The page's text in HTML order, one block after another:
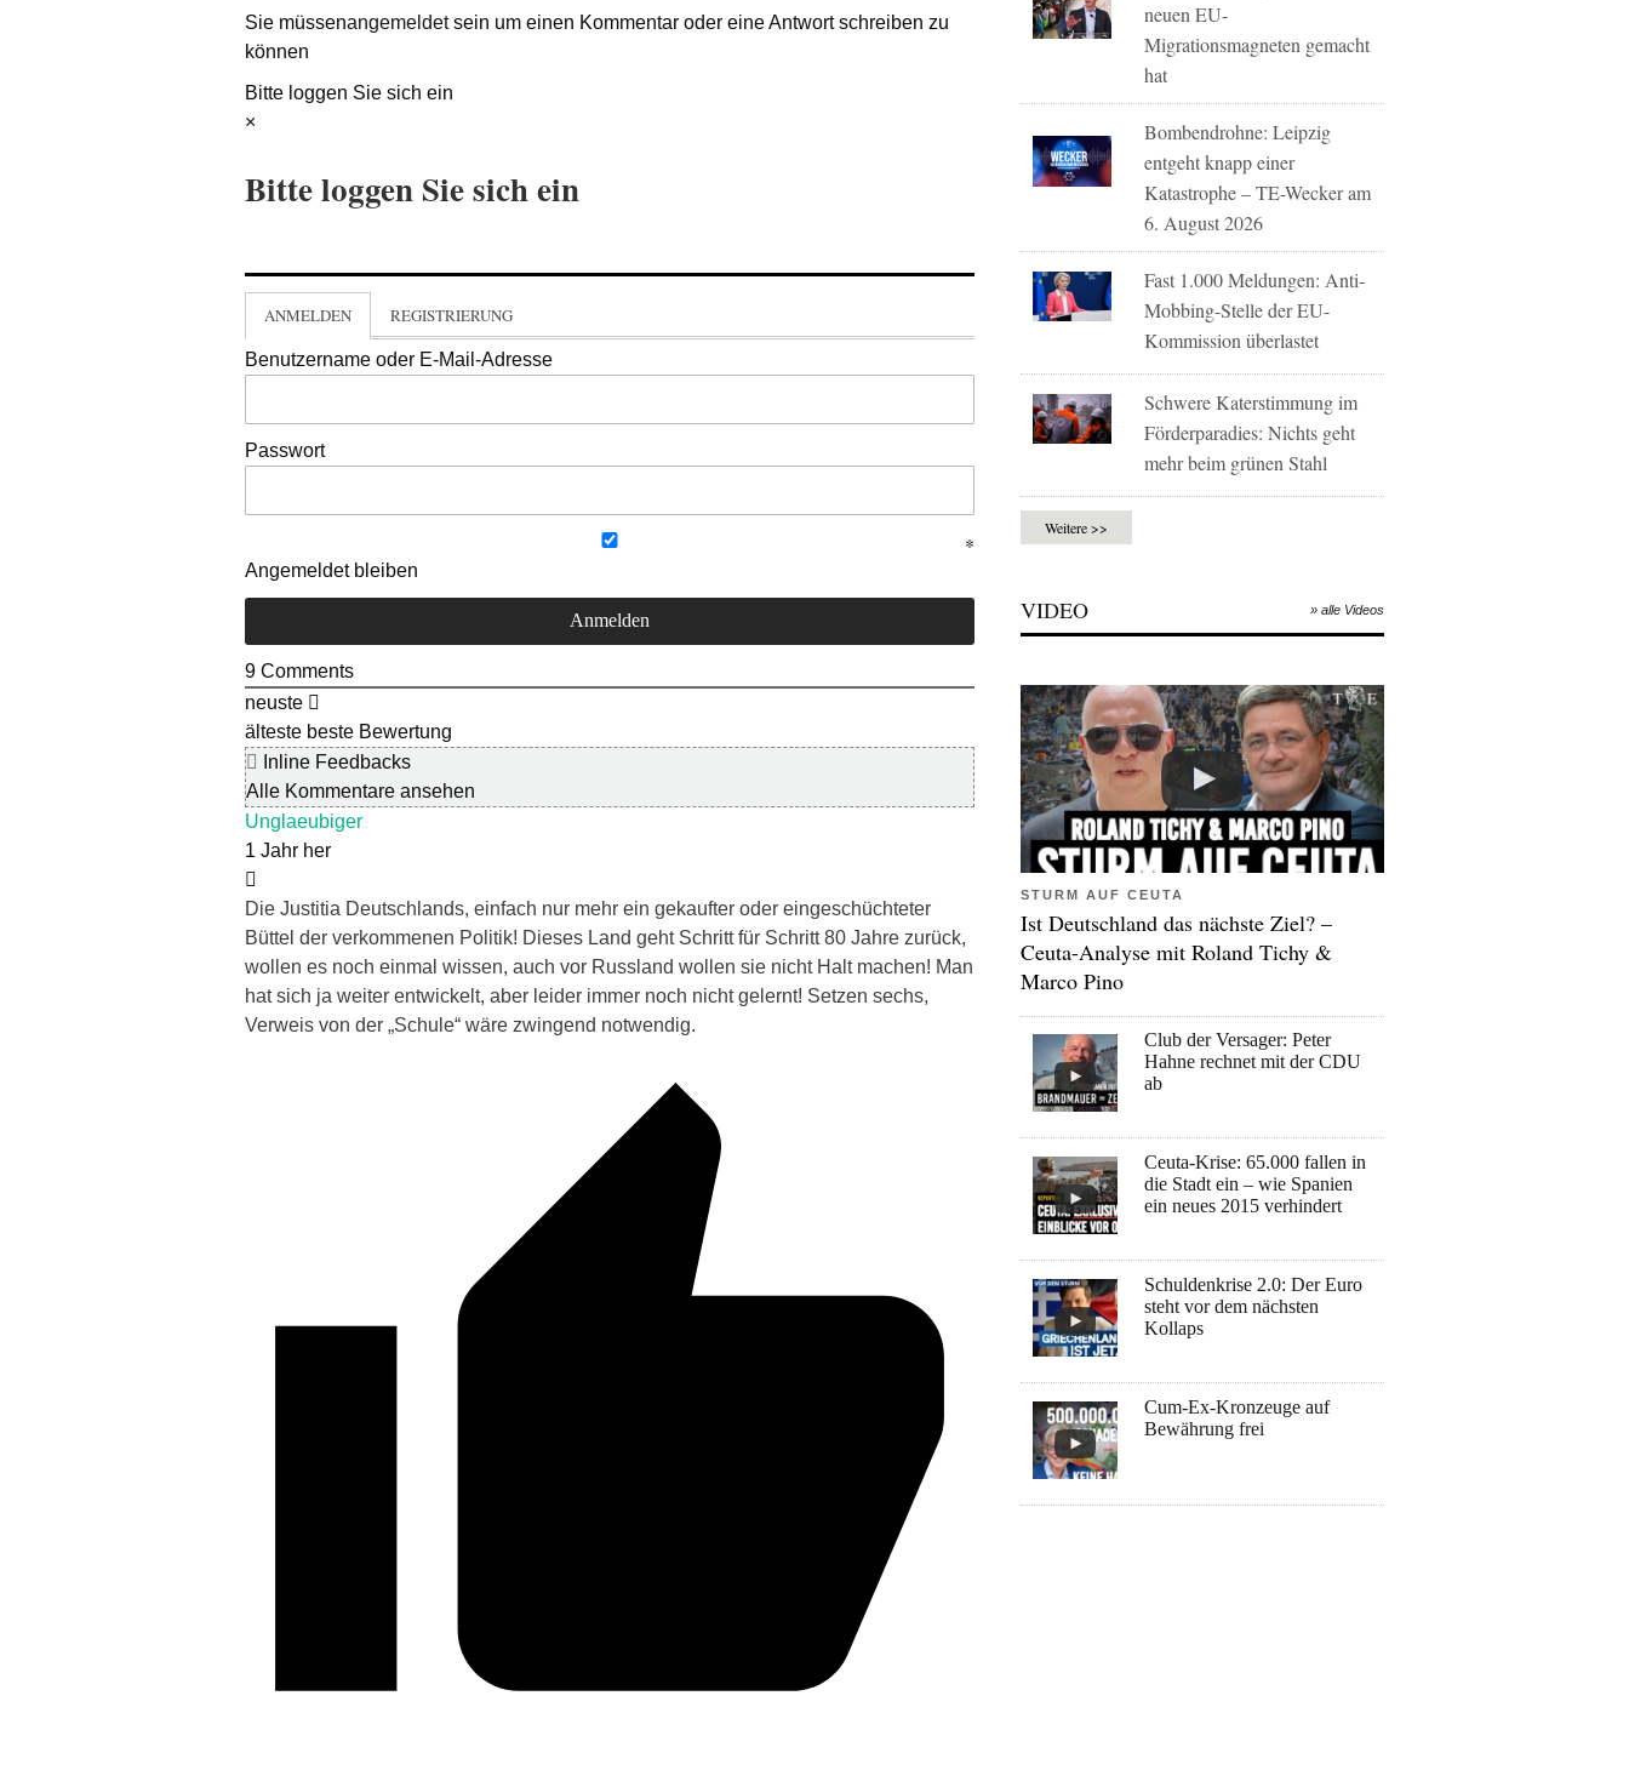
Sie müssenangemeldetsein um einen Kommentar oder eine Antwort schreiben zu
können
Bitte loggen Sie sich ein
×
Bitte loggen Sie sich ein
ANMELDEN REGISTRIERUNG
Benutzername oder E-Mail-Adresse
Passwort
Angemeldet bleiben
9 Comments
neuste
älteste beste Bewertung
Inline Feedbacks
Alle Kommentare ansehen
Unglaeubiger
1 Jahr her
Die Justitia Deutschlands, einfach nur mehr ein gekaufter oder eingeschüchteter
Büttel der verkommenen Politik! Dieses Land geht Schritt für Schritt 80 Jahre zurück,
wollen es noch einmal wissen, auch vor Russland wollen sie nicht Halt machen! Man
hat sich ja weiter entwickelt, aber leider immer noch nicht gelernt! Setzen sechs,
Verweis von der „Schule“ wäre zwingend notwendig.
neuen EU-
Migrationsmagneten gemacht
hat
Bombendrohne: Leipzig
entgeht knapp einer
Katastrophe – TE-Wecker am
6. August 2026
Fast 1.000 Meldungen: Anti-
Mobbing-Stelle der EU-
Kommission überlastet
Schwere Katerstimmung im
Förderparadies: Nichts geht
mehr beim grünen Stahl
Weitere >>
VIDEO » alle Videos
STURM AUF CEUTA
Ist Deutschland das nächste Ziel? –
Ceuta-Analyse mit Roland Tichy &
Marco Pino
Club der Versager: Peter
Hahne rechnet mit der CDU
ab
Ceuta-Krise: 65.000 fallen in
die Stadt ein – wie Spanien
ein neues 2015 verhindert
Schuldenkrise 2.0: Der Euro
steht vor dem nächsten
Kollaps
Cum-Ex-Kronzeuge auf
Bewährung frei